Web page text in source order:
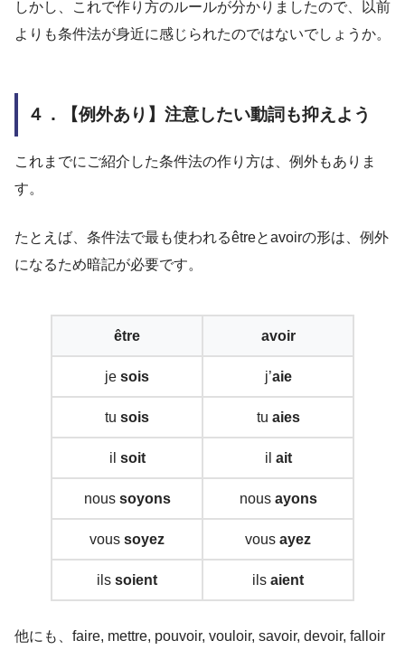
しかし、これで作り方のルールが分かりましたので、以前
よりも条件法が身近に感じられたのではないでしょうか。
４．【例外あり】注意したい動詞も抑えよう
これまでにご紹介した条件法の作り方は、例外もありま
す。
たとえば、条件法で最も使われるêtreとavoirの形は、例外
になるため暗記が必要です。
être avoir
je sois j’aie
tu sois tu aies
il soit il ait
nous soyons nous ayons
vous soyez vous ayez
ils soient ils aient
他にも、faire, mettre, pouvoir, vouloir, savoir, devoir, falloir